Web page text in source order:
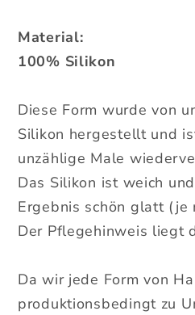
Material:
100% Silikon
Diese Form wurde von
Silikon hergestellt und
unzählige Male
Das Silikon ist weich
Ergebnis schön glatt (je
Der Pflegehinweis liegt
Da wir jede Form von
produktionsbedingt zu